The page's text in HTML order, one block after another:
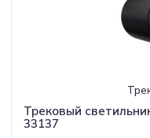
Трековый
33137